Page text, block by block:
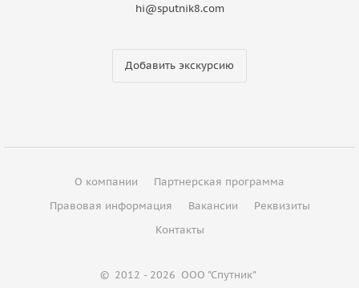
hi@sputnik8.com
Добавить экскурсию
О компании
Партнерская программа
Правовая информация
Вакансии
Реквизиты
Контакты
© 2012 - 2026 ООО "Спутник"